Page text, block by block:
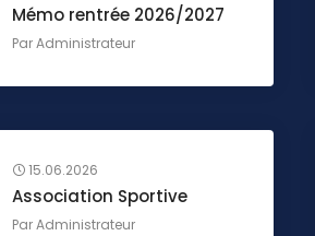
Mémo rentrée 2026/2027
ParAdministrateur
15.06.2026
Association Sportive
ParAdministrateur